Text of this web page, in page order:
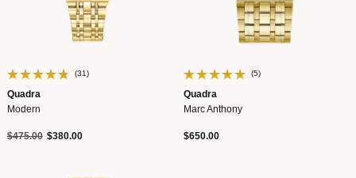
(31)
Quadra
Modern
Precio reducido de
$475.00a$380.00
(5)
Quadra
Marc Anthony
$650.00